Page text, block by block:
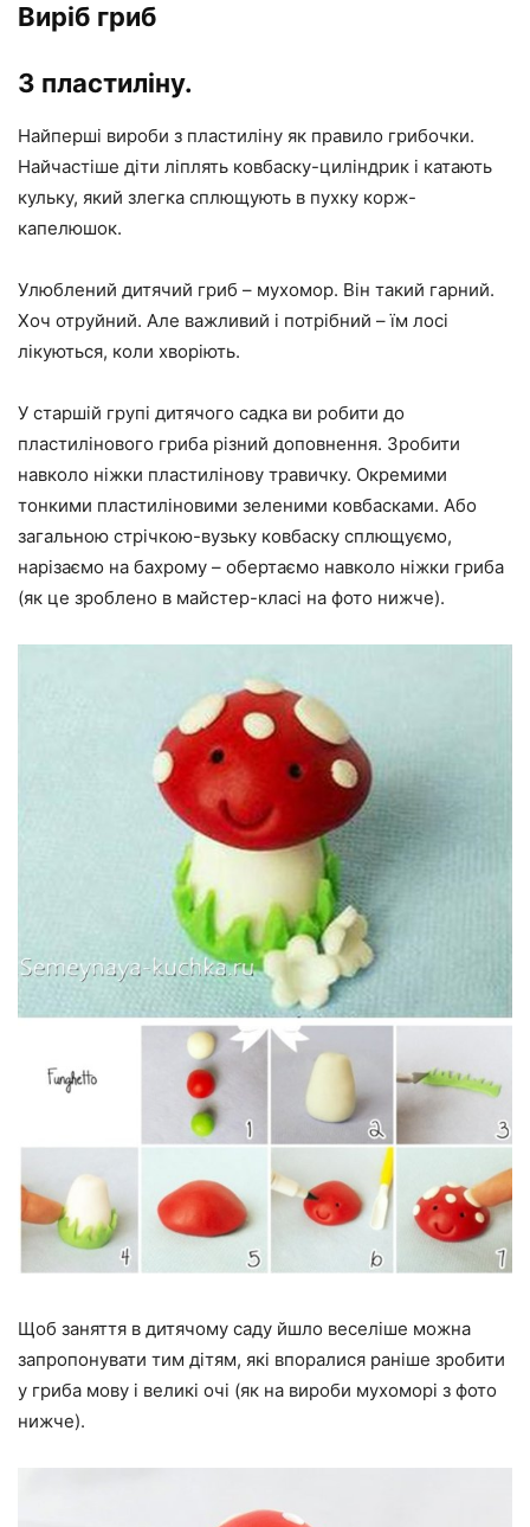
Виріб гриб
З пластиліну.
Найперші вироби з пластиліну як правило грибочки.
Найчастіше діти ліплять ковбаску-циліндрик і катають
кульку, який злегка сплющують в пухку корж-
капелюшок.
Улюблений дитячий гриб – мухомор. Він такий гарний.
Хоч отруйний. Але важливий і потрібний – їм лосі
лікуються, коли хворіють.
У старшій групі дитячого садка ви робити до
пластилінового гриба різний доповнення. Зробити
навколо ніжки пластилінову травичку. Окремими
тонкими пластиліновими зеленими ковбасками. Або
загальною стрічкою-вузьку ковбаску сплющуємо,
нарізаємо на бахрому – обертаємо навколо ніжки гриба
(як це зроблено в майстер-класі на фото нижче).
Щоб заняття в дитячому саду йшло веселіше можна
запропонувати тим дітям, які впоралися раніше зробити
у гриба мову і великі очі (як на вироби мухоморі з фото
нижче).